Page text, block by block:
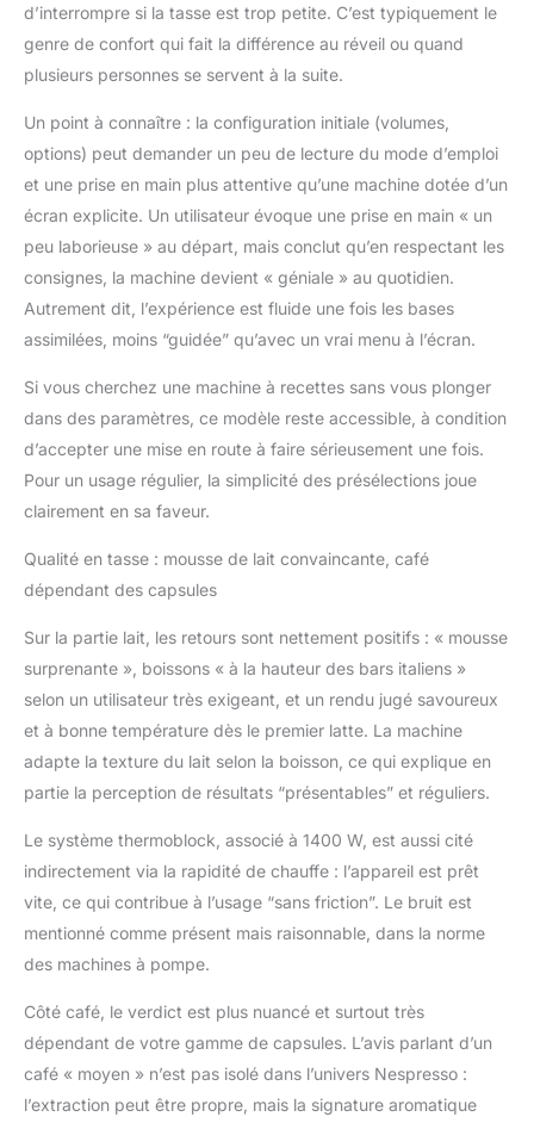
d’interrompre si la tasse est trop petite. C’est typiquement le
genre de confort qui fait la différence au réveil ou quand
plusieurs personnes se servent à la suite.
Un point à connaître : la configuration initiale (volumes,
options) peut demander un peu de lecture du mode d’emploi
et une prise en main plus attentive qu’une machine dotée d’un
écran explicite. Un utilisateur évoque une prise en main « un
peu laborieuse » au départ, mais conclut qu’en respectant les
consignes, la machine devient « géniale » au quotidien.
Autrement dit, l’expérience est fluide une fois les bases
assimilées, moins “guidée” qu’avec un vrai menu à l’écran.
Si vous cherchez une machine à recettes sans vous plonger
dans des paramètres, ce modèle reste accessible, à condition
d’accepter une mise en route à faire sérieusement une fois.
Pour un usage régulier, la simplicité des présélections joue
clairement en sa faveur.
Qualité en tasse : mousse de lait convaincante, café
dépendant des capsules
Sur la partie lait, les retours sont nettement positifs : « mousse
surprenante », boissons « à la hauteur des bars italiens »
selon un utilisateur très exigeant, et un rendu jugé savoureux
et à bonne température dès le premier latte. La machine
adapte la texture du lait selon la boisson, ce qui explique en
partie la perception de résultats “présentables” et réguliers.
Le système thermoblock, associé à 1400 W, est aussi cité
indirectement via la rapidité de chauffe : l’appareil est prêt
vite, ce qui contribue à l’usage “sans friction”. Le bruit est
mentionné comme présent mais raisonnable, dans la norme
des machines à pompe.
Côté café, le verdict est plus nuancé et surtout très
dépendant de votre gamme de capsules. L’avis parlant d’un
café « moyen » n’est pas isolé dans l’univers Nespresso :
l’extraction peut être propre, mais la signature aromatique